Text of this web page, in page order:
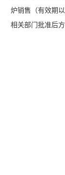
炉销售（有效期
相关部门批准后